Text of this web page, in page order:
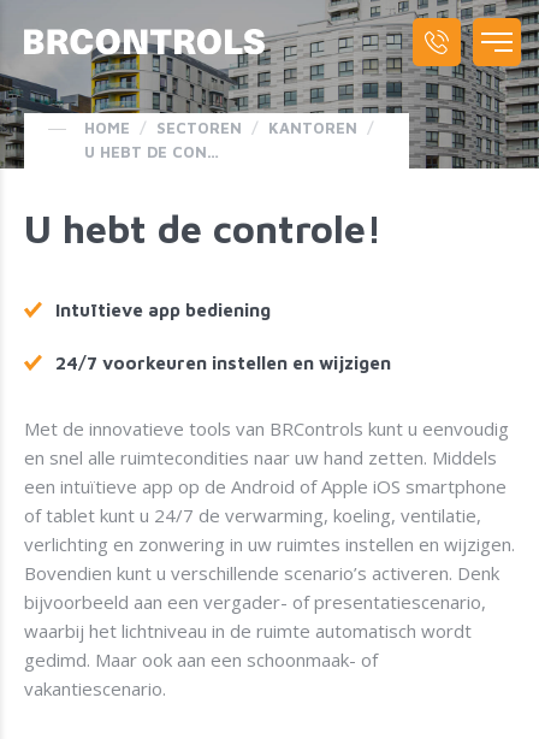
HOME / SECTOREN / KANTOREN /
U HEBT DE CONTROLE!
U hebt de controle!
Intuïtieve app bediening
24/7 voorkeuren instellen en wijzigen
Met de innovatieve tools van BRControls kunt u eenvoudig
en snel alle ruimtecondities naar uw hand zetten. Middels
een intuïtieve app op de Android of Apple iOS smartphone
of tablet kunt u 24/7 de verwarming, koeling, ventilatie,
verlichting en zonwering in uw ruimtes instellen en wijzigen.
Bovendien kunt u verschillende scenario’s activeren. Denk
bijvoorbeeld aan een vergader- of presentatiescenario,
waarbij het lichtniveau in de ruimte automatisch wordt
gedimd. Maar ook aan een schoonmaak- of
vakantiescenario.